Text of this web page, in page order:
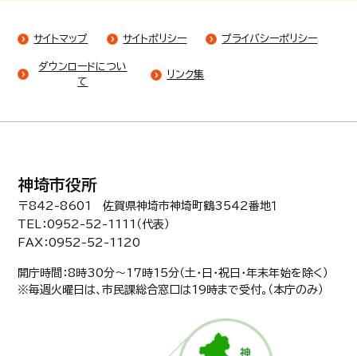
サイトマップ サイトポリシー プライバシーポリシー
ダウンロードについ
て
リンク集
神埼市役所
〒842-8601 佐賀県神埼市神埼町鶴3542番地１
TEL：0952-52-1111（代表）
FAX：0952-52-1120
開庁時間：8時30分〜17時15分（土・日・祝日・年末年始を除く）
※毎週火曜日は、市民課総合窓口は19時まで受付。（本庁のみ）